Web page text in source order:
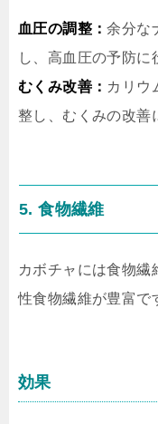
血圧の調整：余分な
し、高血圧の予防に
むくみ改善： カリウ
整し、むくみの改善
5. 食物繊維
カボチャには食物繊
性食物繊維が豊富で
効果